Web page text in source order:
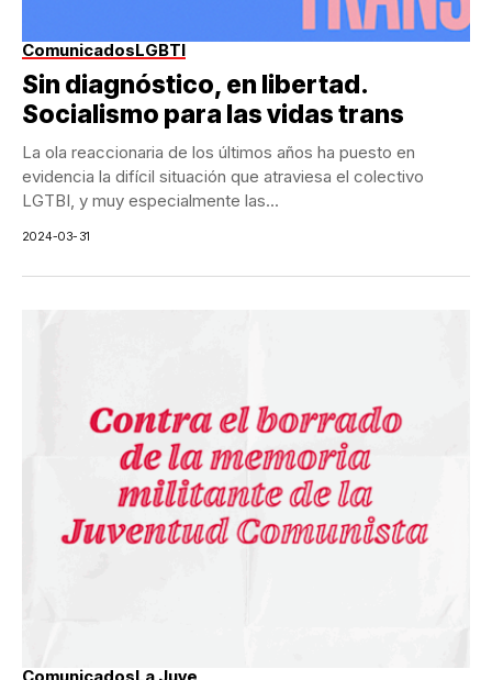
ComunicadosLGBTI
Sin diagnóstico, en libertad.
Socialismo para las vidas trans
La ola reaccionaria de los últimos años ha puesto en
evidencia la difícil situación que atraviesa el colectivo
LGTBI, y muy especialmente las...
2024-03-31